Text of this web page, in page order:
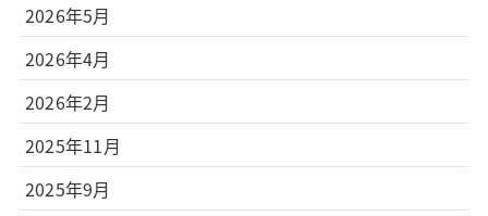
2026年5月
2026年4月
2026年2月
2025年11月
2025年9月